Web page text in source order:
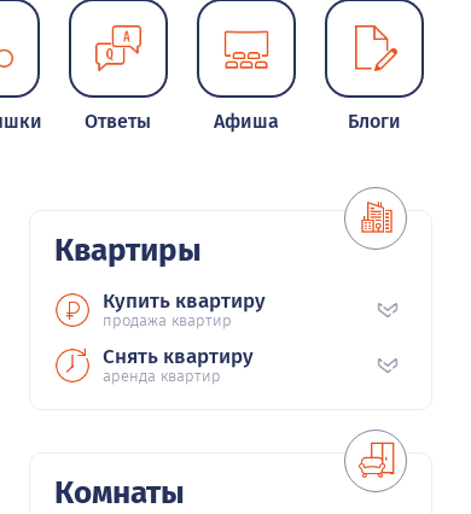
Ответы Афиша Блоги
Квартиры
Купить квартиру
продажа квартир
Снять квартиру
аренда квартир
Комнаты